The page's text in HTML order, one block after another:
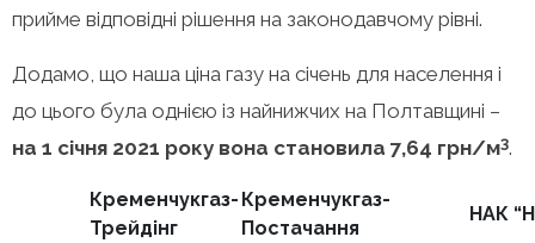
прийме відповідні рішення на законодавчому рівні.
Додамо, що наша ціна газу на січень для населення і
до цього була однією із найнижчих на Полтавщині –
на 1 січня 2021 року вона становила 7,64 грн/м3.
Кременчукгаз-
Трейдінг
Кременчукгаз-
Постачання
НАК